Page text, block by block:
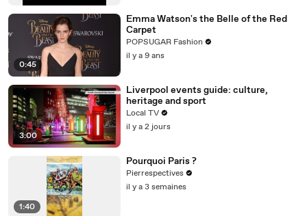
0:45
Emma Watson's the Belle of the Red
Carpet
POPSUGAR Fashion
il y a 9 ans
3:00
Liverpool events guide: culture,
heritage and sport
Local TV
il y a 2 jours
1:40
Pourquoi Paris ?
Pierrespectives
il y a 3 semaines